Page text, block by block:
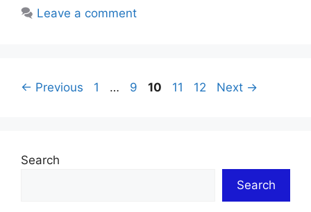
Leave a comment
← Previous Page
1 … Page
9 Page
10 Page
11 Page
12 Next →
Search
Search